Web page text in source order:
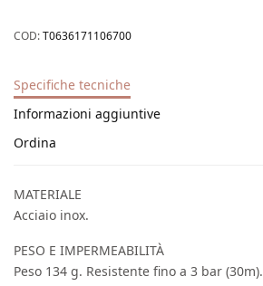
COD:T0636171106700
Specifiche tecniche
Informazioni aggiuntive
Ordina
MATERIALE
Acciaio inox.
PESO E IMPERMEABILITÀ
Peso 134 g. Resistente fino a 3 bar (30m).